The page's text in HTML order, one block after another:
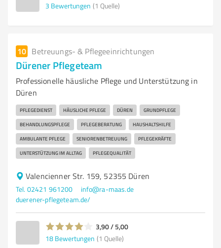
3 Bewertungen (1 Quelle)
10 Betreuungs- & Pflegeeinrichtungen
Dürener Pflegeteam
Professionelle häusliche Pflege und Unterstützung in
Düren
PFLEGEDIENST HÄUSLICHE PFLEGE DÜREN GRUNDPFLEGE
BEHANDLUNGSPFLEGE PFLEGEBERATUNG HAUSHALTSHILFE
AMBULANTE PFLEGE SENIORENBETREUUNG PFLEGEKRÄFTE
UNTERSTÜTZUNG IM ALLTAG PFLEGEQUALITÄT
Valencienner Str. 159, 52355 Düren
Tel. 02421 961200
info@ra-maas.de
duerener-pflegeteam.de/
3,90 / 5,00
18 Bewertungen (1 Quelle)